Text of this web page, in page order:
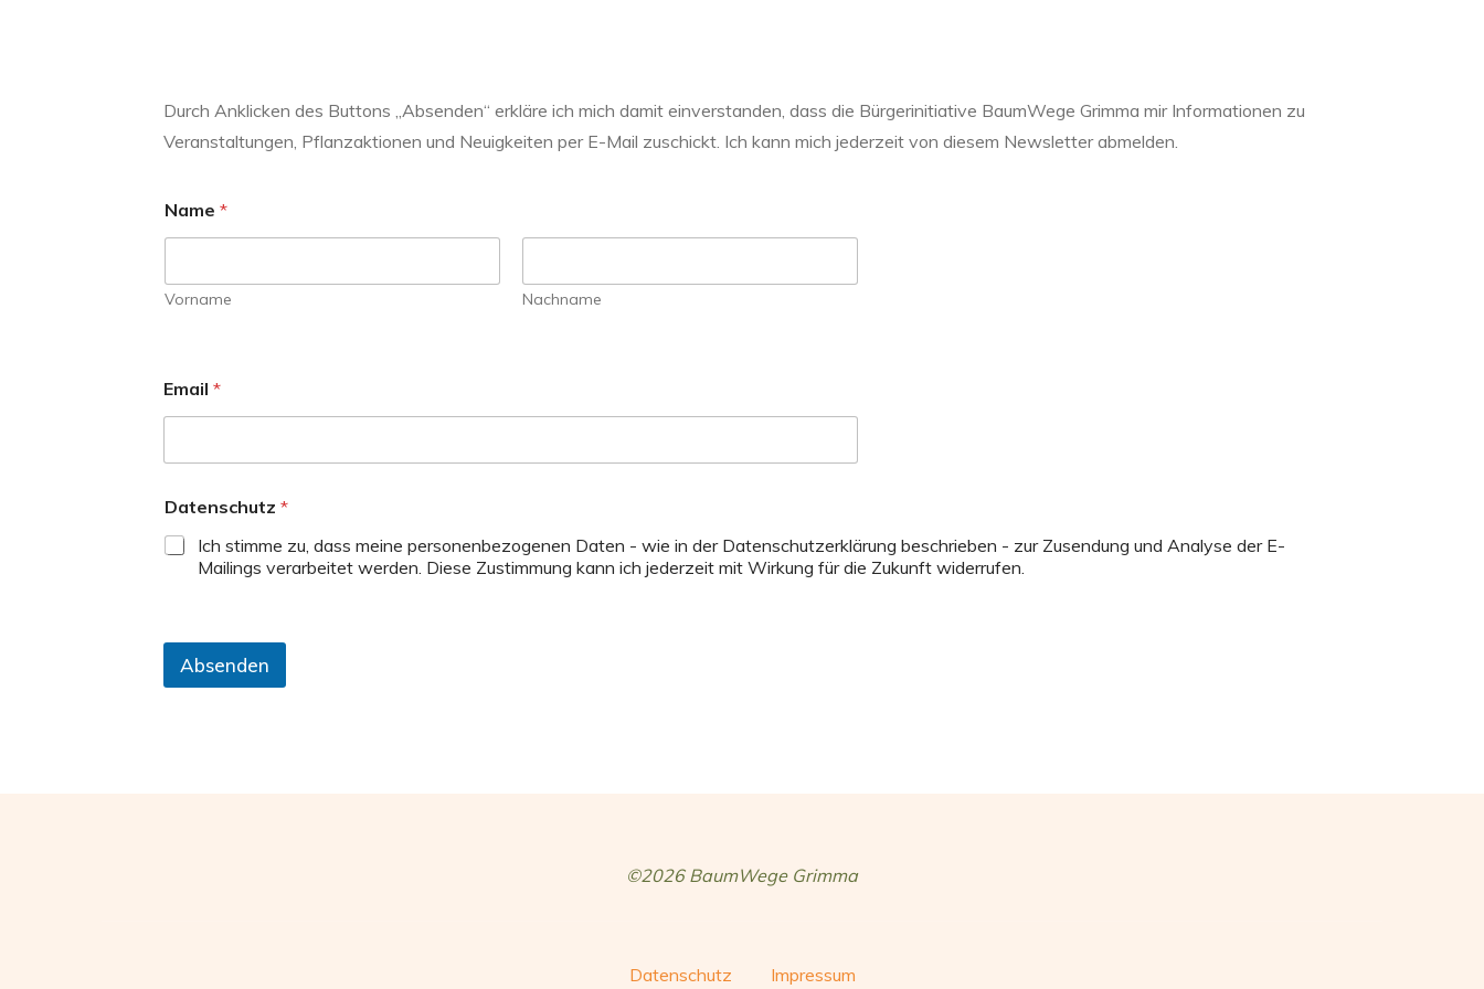
Durch Anklicken des Buttons „Absenden“ erkläre ich mich damit einverstanden, dass die Bürgerinitiative BaumWege Grimma mir Informationen zu
Veranstaltungen, Pflanzaktionen und Neuigkeiten per E-Mail zuschickt. Ich kann mich jederzeit von diesem Newsletter abmelden.
Name *
Vorname Nachname
Email *
Datenschutz *
Ich stimme zu, dass meine personenbezogenen Daten - wie in der Datenschutzerklärung beschrieben - zur Zusendung und Analyse der E-
Mailings verarbeitet werden. Diese Zustimmung kann ich jederzeit mit Wirkung für die Zukunft widerrufen.
Absenden
©2026 BaumWege Grimma
Datenschutz Impressum